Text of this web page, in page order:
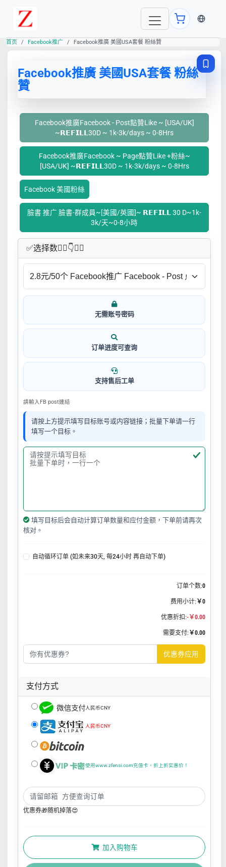
当前语
首页 Facebook推广 Facebook推廣 美國USA套餐 粉絲贊
Facebook推廣 美國USA套餐 粉絲
贊
Facebook推廣Facebook - Post點贊Like ~ [USA/UK]
~𝗥𝗘𝗙𝗜𝗟𝗟30D ~ 1k-3k/days ~ 0-8Hrs
Facebook推廣Facebook ~ Page點贊Like +粉絲~
[USA/UK] ~𝗥𝗘𝗙𝗜𝗟𝗟30D ~ 1k-3k/days ~ 0-8Hrs
Facebook 美國粉絲
臉書 推广 臉書-群成員~[美國/英國]~ 𝗥𝗘𝗙𝗜𝗟𝗟 30 D~1k-
3k/天~0-8小時
✅​选择数👇🏻​​👇👇🏻​​
无需账号密码
订单进度可查询
支持售后工单
請輸入FB post連結
请按上方提示填写目标账号或内容链接；批量下单请一行
填写一个目标。
填写目标后会自动计算订单数量和应付金额，下单前请再次
核对。
自动循环订单 (如未来30天, 每24小时 再自动下单)
订单个数:0
费用小计: ￥0
优惠折扣:-￥0.00
需要支付: ￥0.00
优惠券应用
支付方式
人民币CNY
人民币CNY
使用www.zfensi.com充值卡，折上折实惠价！
优惠券🎁随机掉落😍
加入购物车